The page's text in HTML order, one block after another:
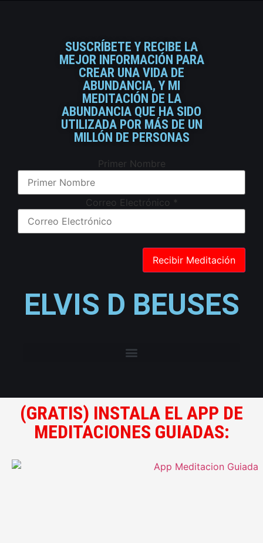
SUSCRÍBETE Y RECIBE LA
MEJOR INFORMACIÓN PARA
CREAR UNA VIDA DE
ABUNDANCIA, Y MI
MEDITACIÓN DE LA
ABUNDANCIA QUE HA SIDO
UTILIZADA POR MÁS DE UN
MILLÓN DE PERSONAS
Primer Nombre
Correo Electrónico *
ELVIS D BEUSES
(GRATIS) INSTALA EL APP DE
MEDITACIONES GUIADAS: